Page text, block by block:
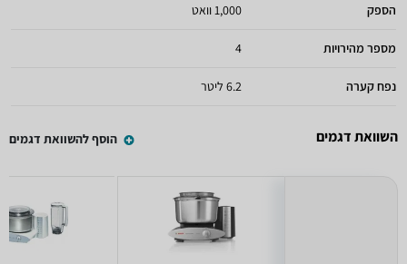
הספק 1,000 וואט
מספר מהירויות 4
נפח קערה 6.2 ליטר
השוואת דגמים הוסף להשוואת דגמים